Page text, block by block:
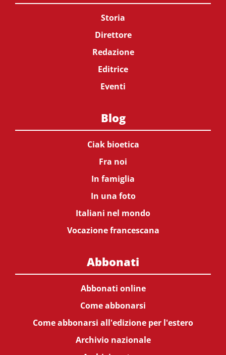
Storia
Direttore
Redazione
Editrice
Eventi
Blog
Ciak bioetica
Fra noi
In famiglia
In una foto
Italiani nel mondo
Vocazione francescana
Abbonati
Abbonati online
Come abbonarsi
Come abbonarsi all'edizione per l'estero
Archivio nazionale